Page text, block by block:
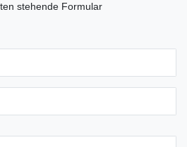
stehende Formular